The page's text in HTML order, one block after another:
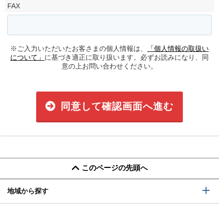
FAX
※ご入力いただいたお客さまの個人情報は、
「個人情報の取扱い
について」 に基づき適正に取り扱います。必ずお読みになり、同
意の上お問い合わせください。
同意して確認画面へ進む
このページの先頭へ
地域から探す